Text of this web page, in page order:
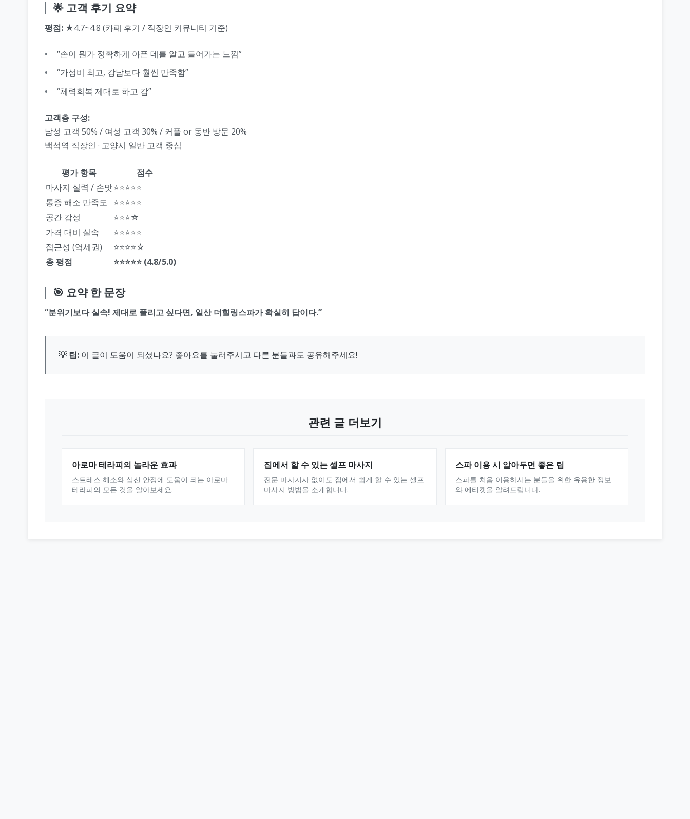
🌟 고객 후기 요약
평점: ★4.7~4.8 (카페 후기 / 직장인 커뮤니티 기준)
“손이 뭔가 정확하게 아픈 데를 알고 들어가는 느낌”
“가성비 최고, 강남보다 훨씬 만족함”
“체력회복 제대로 하고 감”
고객층 구성:
남성 고객 50% / 여성 고객 30% / 커플 or 동반 방문 20%
백석역 직장인 · 고양시 일반 고객 중심
평가 항목
점수
마사지 실력 / 손맛⭐⭐⭐⭐⭐
통증 해소 만족도
⭐⭐⭐⭐⭐
공간 감성
⭐⭐⭐☆
가격 대비 실속
⭐⭐⭐⭐⭐
접근성 (역세권)
⭐⭐⭐⭐☆
총 평점
⭐⭐⭐⭐⭐ (4.8/5.0)
🎯 요약 한 문장
“분위기보다 실속! 제대로 풀리고 싶다면, 일산 더힐링스파가 확실히 답이다.”
💡 팁: 이 글이 도움이 되셨나요? 좋아요를 눌러주시고 다른 분들과도 공유해주세요!
관련 글 더보기
아로마 테라피의 놀라운 효과
스트레스 해소와 심신 안정에 도움이 되는 아로마
테라피의 모든 것을 알아보세요.
집에서 할 수 있는 셀프 마사지
전문 마사지사 없이도 집에서 쉽게 할 수 있는 셀프
마사지 방법을 소개합니다.
스파 이용 시 알아두면 좋은 팁
스파를 처음 이용하시는 분들을 위한 유용한 정보
와 에티켓을 알려드립니다.